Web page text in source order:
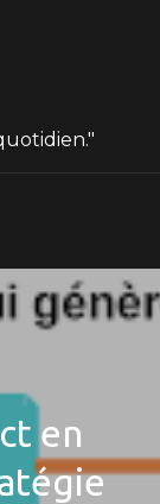
en